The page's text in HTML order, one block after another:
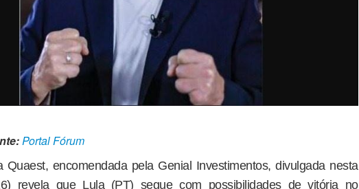
Portal Fórum
Quaest, encomendada pela Genial Investimentos, divulgada nesta
revela que Lula (PT) segue com possibilidades de vitória no